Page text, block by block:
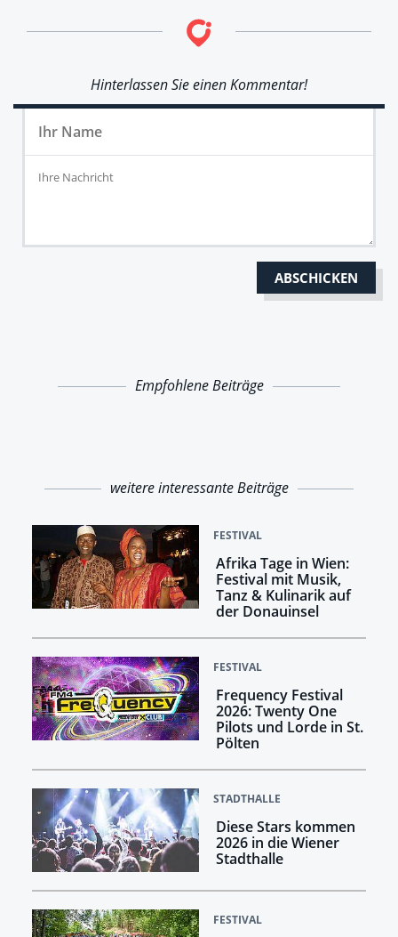
Hinterlassen Sie einen Kommentar!
Empfohlene Beiträge
weitere interessante Beiträge
FESTIVAL
Afrika Tage in Wien:
Festival mit Musik,
Tanz & Kulinarik auf
der Donauinsel
FESTIVAL
Frequency Festival
2026: Twenty One
Pilots und Lorde in St.
Pölten
STADTHALLE
Diese Stars kommen
2026 in die Wiener
Stadthalle
FESTIVAL